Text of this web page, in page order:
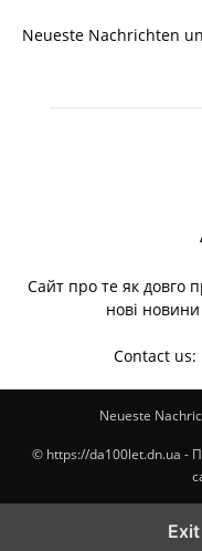
Neueste Nachrichten
Cайт про те як довго
нові
Contact us:
Neueste
© https://da100let.dn.ua -